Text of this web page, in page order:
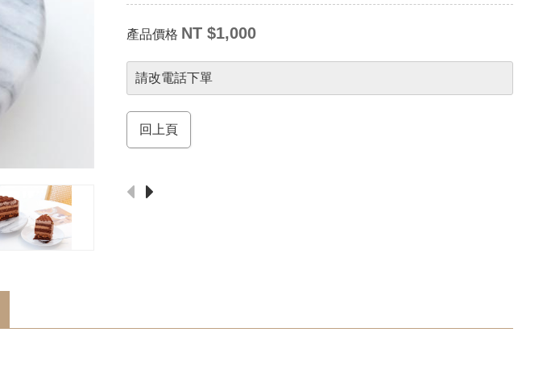
產品價格 NT $1,000
請改電話下單
回上頁